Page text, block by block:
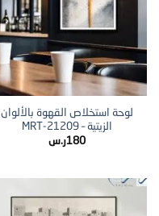
لوحة استخلاص القهوة بالألوان
الزيتية – MRT-21209
180ر.س